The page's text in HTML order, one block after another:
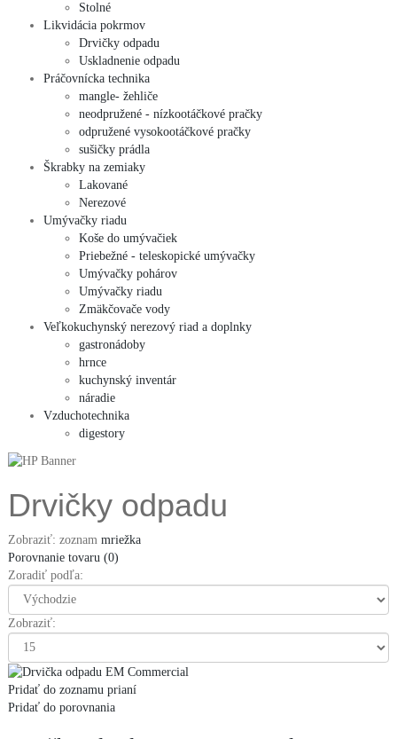
Stolné
Likvidácia pokrmov
Drvičky odpadu
Uskladnenie odpadu
Práčovnícka technika
mangle- žehliče
neodpružené - nízkootáčkové pračky
odpružené vysokootáčkové pračky
sušičky prádla
Škrabky na zemiaky
Lakované
Nerezové
Umývačky riadu
Koše do umývačiek
Priebežné - teleskopické umývačky
Umývačky pohárov
Umývačky riadu
Zmäkčovače vody
Veľkokuchynský nerezový riad a doplnky
gastronádoby
hrnce
kuchynský inventár
náradie
Vzduchotechnika
digestory
Drvičky odpadu
Zobraziť: zoznam mriežka
Porovnanie tovaru (0)
Zoradiť podľa:
Zobraziť:
Pridať do zoznamu prianí
Pridať do porovnania